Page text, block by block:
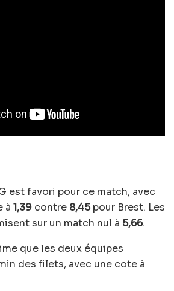
est favori pour ce match, avec
à 1,39 contre 8,45pour Brest. Les
sur un match nul à 5,66.
que les deux équipes
des filets, avec une cote à